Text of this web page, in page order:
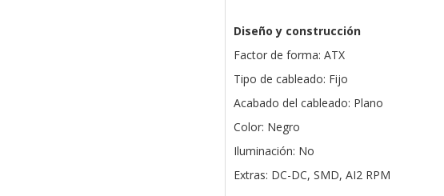
Diseño y construcción
Factor de forma: ATX
Tipo de cableado: Fijo
Acabado del cableado: Plano
Color: Negro
Iluminación: No
Extras: DC-DC, SMD, AI2 RPM